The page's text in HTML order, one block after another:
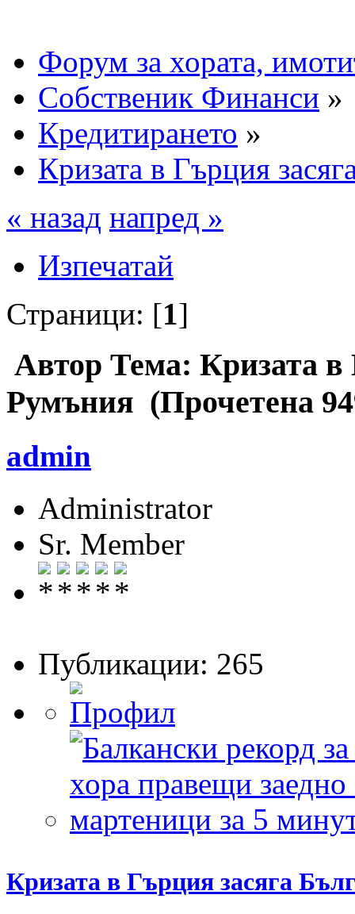
Форум за хората,
Собственик Финанси »
Кредитирането »
Кризата в Гърция
« назад напред »
Изпечатай
Страници: [1]
Автор Тема: Кризата в
Румъния (Прочетена
admin
Administrator
Sr. Member
Публикации: 265
Кризата в Гърция засяга